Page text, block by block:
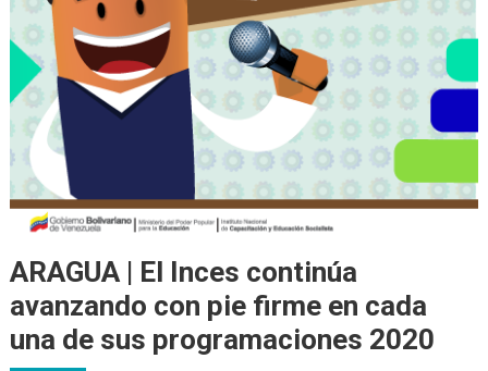
ARAGUA | El Inces continúa
avanzando con pie firme en cada
una de sus programaciones 2020